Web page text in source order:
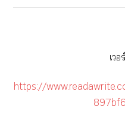
เว
https://